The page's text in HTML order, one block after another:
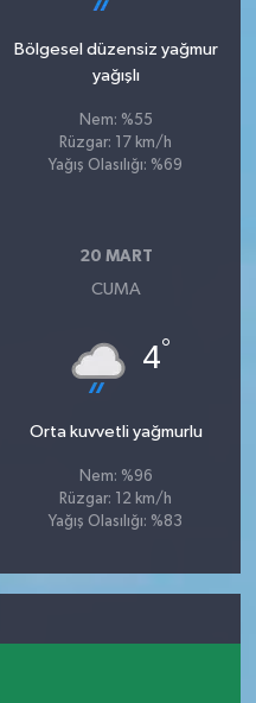
Bölgesel düzensiz yağmur
yağışlı
Nem: %55
Rüzgar: 17 km/h
Yağış Olasılığı: %69
20 MART
CUMA
4°
Orta kuvvetli yağmurlu
Nem: %96
Rüzgar: 12 km/h
Yağış Olasılığı: %83